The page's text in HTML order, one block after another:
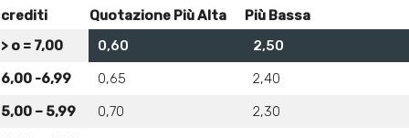
crediti
Quotazione Più Alta
Più Bassa
> o = 7,00
0,60
2,50
6,00 -6,99
0,65
2,40
5,00 – 5,99
0,70
2,30